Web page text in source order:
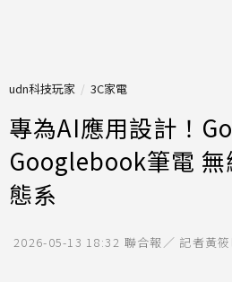
udn科技玩家 3C家電
專為AI應用設計！
Googlebook筆電 無
態系
2026-05-13 18:32 聯合報／ 記者黃